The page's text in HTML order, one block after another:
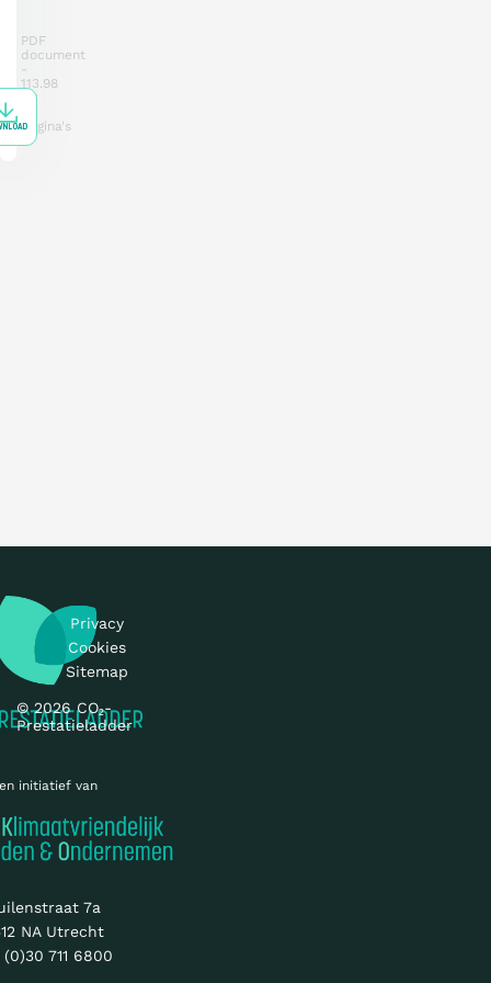
PDF
document
113.98
KB
pagina's
initiatief van
7a
NA Utrecht
(0)30 711 6800
© 2026 CO₂-
Prestatieladder
Privacy
Cookies
Sitemap